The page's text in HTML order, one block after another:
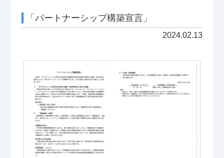
「パートナーシップ構築宣言」
2024.02.13